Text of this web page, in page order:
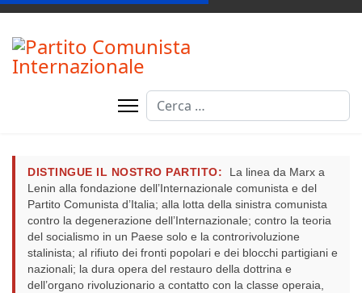
Cerca
DISTINGUE IL NOSTRO PARTITO:
La linea da Marx a
Lenin alla fondazione dell’Internazionale comunista e del
Partito Comunista d’Italia; alla lotta della sinistra comunista
contro la degenerazione dell’Internazionale; contro la teoria
del socialismo in un Paese solo e la controrivoluzione
stalinista; al rifiuto dei fronti popolari e dei blocchi partigiani e
nazionali; la dura opera del restauro della dottrina e
dell’organo rivoluzionario a contatto con la classe operaia,